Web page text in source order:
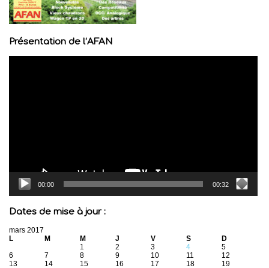
Présentation de l’AFAN
00:00 00:32
Dates de mise à jour :
mars 2017
L
M M J V S
D
1
2 3 4
5
6
7 8 9 10 11
12
13
14 15 16 17 18
19